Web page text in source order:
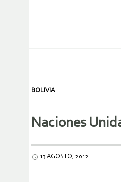
BOLIVIA
Naciones
13 AGOSTO, 2012